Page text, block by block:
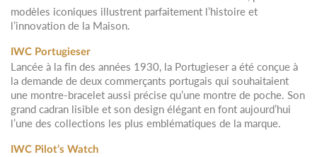
modèles iconiques illustrent parfaitement l’histoire et
l’innovation de la Maison.
IWC Portugieser
Lancée à la fin des années 1930, la Portugieser a été conçue à
la demande de deux commerçants portugais qui souhaitaient
une montre-bracelet aussi précise qu’une montre de poche. Son
grand cadran lisible et son design élégant en font aujourd’hui
l’une des collections les plus emblématiques de la marque.
IWC Pilot’s Watch